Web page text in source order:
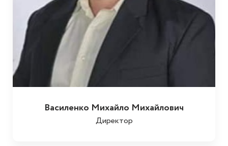
Василенко Михайло Михайлович
Директор